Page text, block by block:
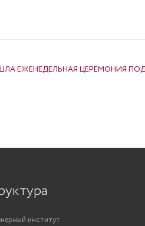
ЕЖЕНЕДЕЛЬНАЯ ЦЕРЕМОНИЯ
институт